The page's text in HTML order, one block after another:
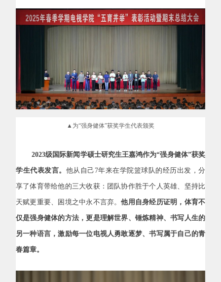
▲为“强身健体”获奖学生代表颁奖
2023级国际新闻学硕士研究生王嘉鸿作为“强身健体”获奖
学生代表发言。 他从自己 7年来在学院篮球队的经历出发，分
享了体育带给他的三大收获：团队协作胜于个人英雄、坚持比
天赋更重要、困境之中永不言弃。他用自身经历证明，体育不
仅是强身健体的方法，更是理解世界、锤炼精神、书写人生的
另一种语言，激励每一位电视人勇敢逐梦、书写属于自己的青
春篇章。